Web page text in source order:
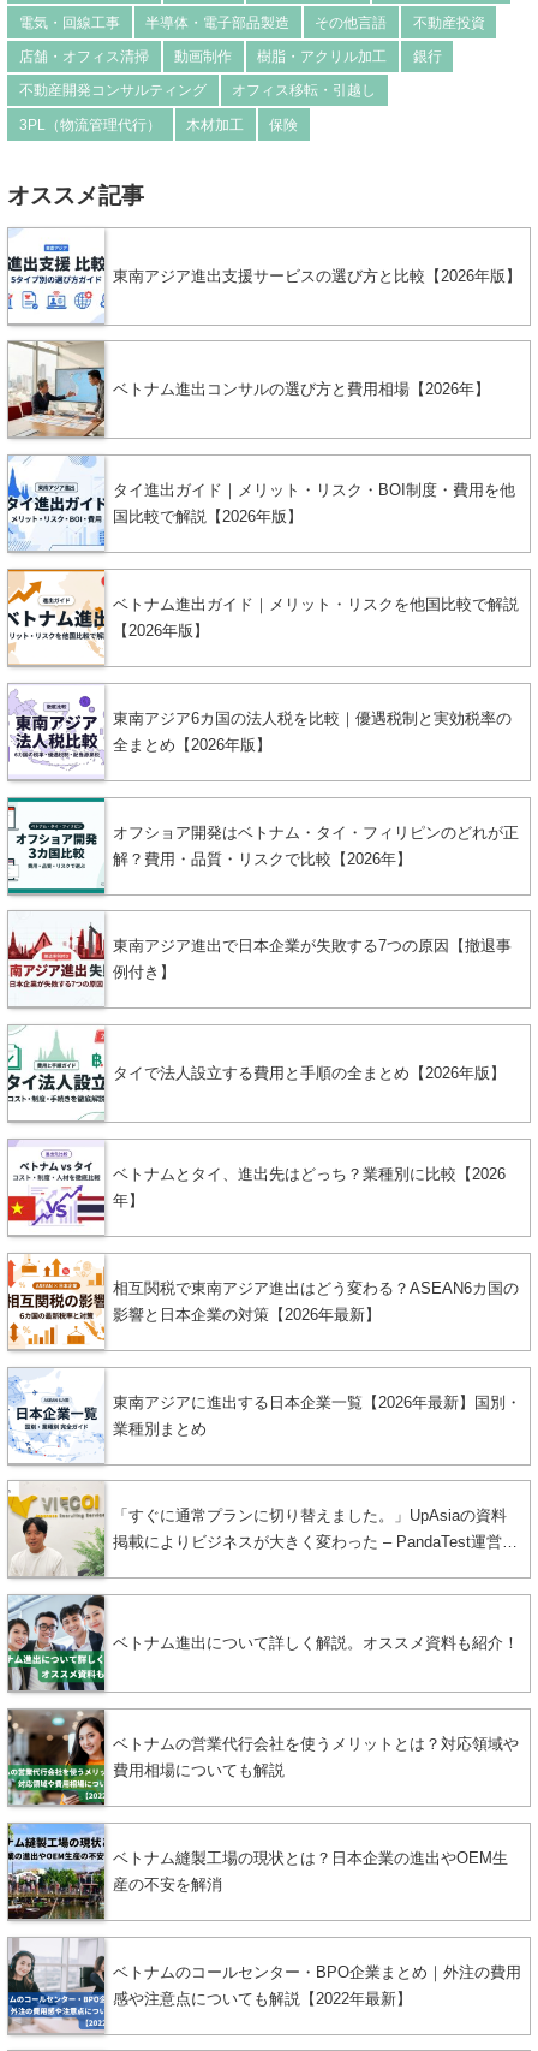
電気・回線工事 半導体・電子部品製造 その他言語 不動産投資
店舗・オフィス清掃 動画制作 樹脂・アクリル加工 銀行
不動産開発コンサルティング オフィス移転・引越し
3PL（物流管理代行） 木材加工 保険
オススメ記事
東南アジア進出支援サービスの選び方と比較【2026年版】
ベトナム進出コンサルの選び方と費用相場【2026年】
タイ進出ガイド｜メリット・リスク・BOI制度・費用を他
国比較で解説【2026年版】
ベトナム進出ガイド｜メリット・リスクを他国比較で解説
【2026年版】
東南アジア6カ国の法人税を比較｜優遇税制と実効税率の
全まとめ【2026年版】
オフショア開発はベトナム・タイ・フィリピンのどれが正
解？費用・品質・リスクで比較【2026年】
東南アジア進出で日本企業が失敗する7つの原因【撤退事
例付き】
タイで法人設立する費用と手順の全まとめ【2026年版】
ベトナムとタイ、進出先はどっち？業種別に比較【2026
年】
相互関税で東南アジア進出はどう変わる？ASEAN6カ国の
影響と日本企業の対策【2026年最新】
東南アジアに進出する日本企業一覧【2026年最新】国別・
業種別まとめ
「すぐに通常プランに切り替えました。」UpAsiaの資料
掲載によりビジネスが大きく変わった – PandaTest運営者
ベトナム進出について詳しく解説。オススメ資料も紹介！
ベトナムの営業代行会社を使うメリットとは？対応領域や
費用相場についても解説
ベトナム縫製工場の現状とは？日本企業の進出やOEM生
産の不安を解消
ベトナムのコールセンター・BPO企業まとめ｜外注の費用
感や注意点についても解説【2022年最新】